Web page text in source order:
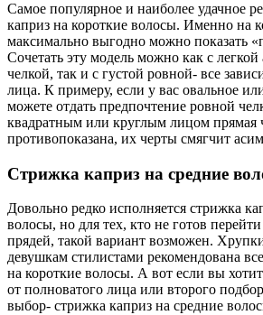
Самое популярное и наиболее удачное
каприз на короткие волосы. Именно на
максимально выгодно можно показать
Сочетать эту модель можно как с
челкой, так и с густой ровной- все
лица. К примеру, если у вас овальное
можете отдать предпочтение ровной
квадратным или круглым лицом прямая
противопоказана, их черты смягчит
Стрижка каприз на средние
Довольно редко исполняется стрижка
волосы, но для тех, кто не готов
прядей, такой вариант возможен.
девушкам стилистами рекомендована
на короткие волосы. А вот если вы
от полноватого лица или второго
выбор- стрижка каприз на средние